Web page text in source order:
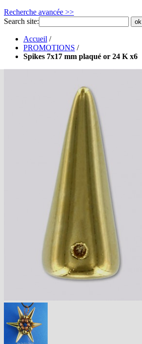
Recherche avancée >>
Search site:
ok
Accueil /
PROMOTIONS /
Spikes 7x17 mm plaqué or 24 K x6